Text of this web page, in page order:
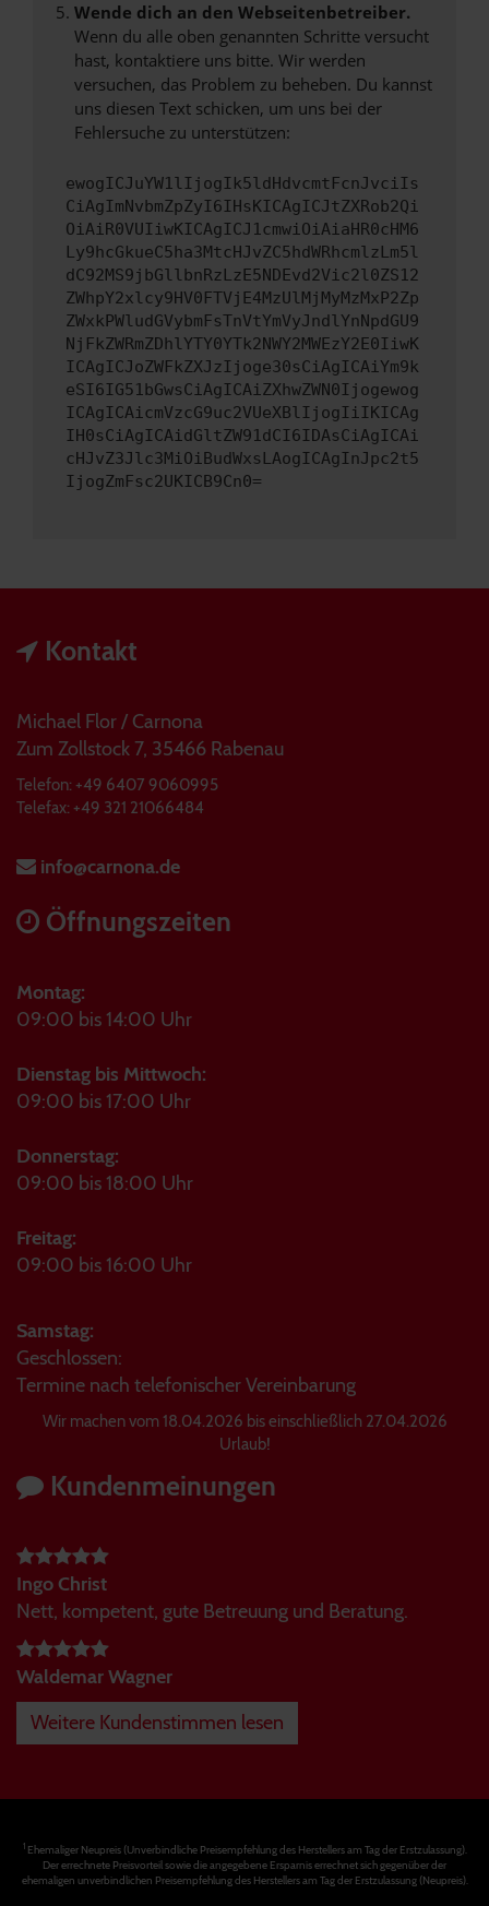
Wende dich an den Webseitenbetreiber.
Wenn du alle oben genannten Schritte versucht
hast, kontaktiere uns bitte. Wir werden
versuchen, das Problem zu beheben. Du kannst
uns diesen Text schicken, um uns bei der
Fehlersuche zu unterstützen:
ewogICJuYW1lIjogIk5ldHdvcmtFcnJvciIs
CiAgImNvbmZpZyI6IHsKICAgICJtZXRob2Qi
OiAiR0VUIiwKICAgICJ1cmwiOiAiaHR0cHM6
Ly9hcGkueC5ha3MtcHJvZC5hdWRhcmlzLm5l
dC92MS9jbGllbnRzLzE5NDEvd2Vic2l0ZS12
ZWhpY2xlcy9HV0FTVjE4MzUlMjMyMzMxP2Zp
ZWxkPWludGVybmFsTnVtYmVyJndlYnNpdGU9
NjFkZWRmZDhlYTY0YTk2NWY2MWEzY2E0IiwK
ICAgICJoZWFkZXJzIjoge30sCiAgICAiYm9k
eSI6IG51bGwsCiAgICAiZXhwZWN0Ijogewog
ICAgICAicmVzcG9uc2VUeXBlIjogIiIKICAg
IH0sCiAgICAidGltZW91dCI6IDAsCiAgICAi
cHJvZ3Jlc3MiOiBudWxsLAogICAgInJpc2t5
IjogZmFsc2UKICB9Cn0=
Kontakt
Michael Flor / Carnona
Zum Zollstock 7, 35466 Rabenau
Telefon: +49 6407 9060995
Telefax: +49 321 21066484
info@carnona.de
Öffnungszeiten
Montag:
09:00 bis 14:00 Uhr
Dienstag bis Mittwoch:
09:00 bis 17:00 Uhr
Donnerstag:
09:00 bis 18:00 Uhr
Freitag:
09:00 bis 16:00 Uhr
Samstag:
Geschlossen:
Termine nach telefonischer Vereinbarung
Wir machen vom 18.04.2026 bis einschließlich 27.04.2026
Urlaub!
Kundenmeinungen
Ingo Christ
Nett, kompetent, gute Betreuung und Beratung.
Waldemar Wagner
Weitere Kundenstimmen lesen
1Ehemaliger Neupreis (Unverbindliche Preisempfehlung des Herstellers am Tag der Erstzulassung).
Der errechnete Preisvorteil sowie die angegebene Ersparnis errechnet sich gegenüber der
ehemaligen unverbindlichen Preisempfehlung des Herstellers am Tag der Erstzulassung (Neupreis).